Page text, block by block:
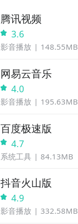
腾讯视频
3.6
影音播放 148.55MB
网易云音乐
4.0
影音播放 195.63MB
百度极速版
4.7
系统工具 84.13MB
抖音火山版
4.9
影音播放 332.58MB